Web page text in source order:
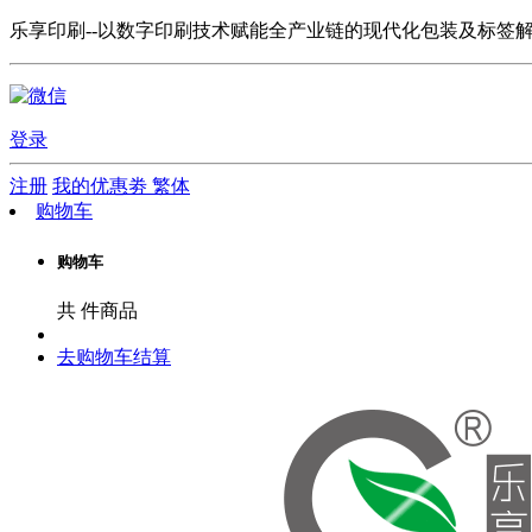
乐享印刷--以数字印刷技术赋能全产业链的现代化包装及标签
登录
注册 我的优惠劵 繁体
购物车
购物车
共 件商品
去购物车结算